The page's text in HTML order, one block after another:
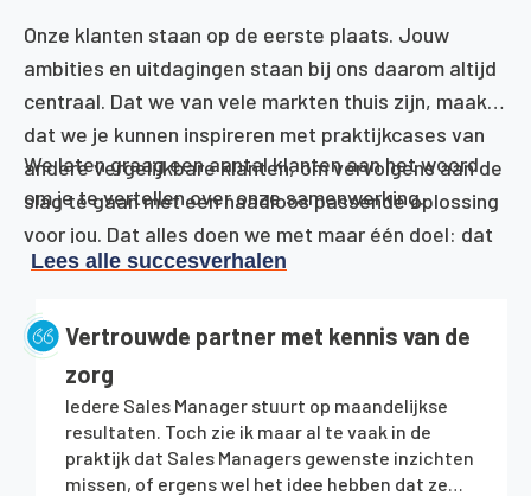
Onze klanten staan op de eerste plaats. Jouw
ambities en uitdagingen staan bij ons daarom altijd
centraal. Dat we van vele markten thuis zijn, maakt
dat we je kunnen inspireren met praktijkcases van
andere vergelijkbare klanten, om vervolgens aan de
slag te gaan met een naadloos passende oplossing
voor jou. Dat alles doen we met maar één doel: dat
jij tevreden bent met onze dienstverlening.
We laten graag een aantal klanten aan het woord
om je te vertellen over onze samenwerking.
Lees alle succesverhalen
Vertrouwde partner met kennis van de
zorg
Iedere Sales Manager stuurt op maandelijkse
resultaten. Toch zie ik maar al te vaak in de
praktijk dat Sales Managers gewenste inzichten
missen, of ergens wel het idee hebben dat ze